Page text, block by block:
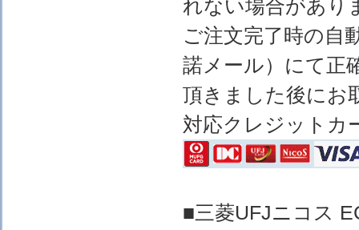
れない場合があり
ご注文完了時の自
諾メール）にて正
頂きました後にお
対応クレジットカ
■三菱UFJニコス